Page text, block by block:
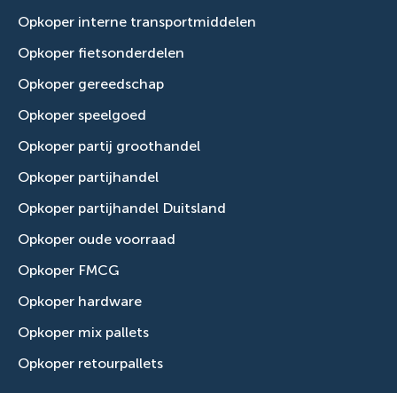
Opkoper interne transportmiddelen
Opkoper fietsonderdelen
Opkoper gereedschap
Opkoper speelgoed
Opkoper partij groothandel
Opkoper partijhandel
Opkoper partijhandel Duitsland
Opkoper oude voorraad
Opkoper FMCG
Opkoper hardware
Opkoper mix pallets
Opkoper retourpallets